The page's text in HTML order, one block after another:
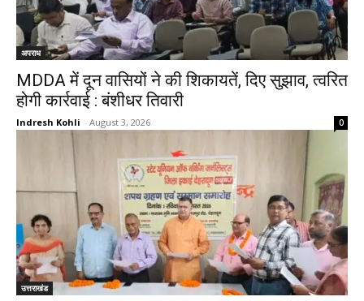
अपराध
MDDA में दून वासियों ने की शिकायतें, दिए सुझाव, त्वरित
होगी कार्रवाई : बंशीधर तिवारी
Indresh Kohli - August 3, 2026 0
उत्तराखंड